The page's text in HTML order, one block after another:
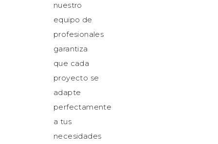
nuestro
equipo de
profesionales
garantiza
que cada
proyecto se
adapte
perfectamente
a tus
necesidades